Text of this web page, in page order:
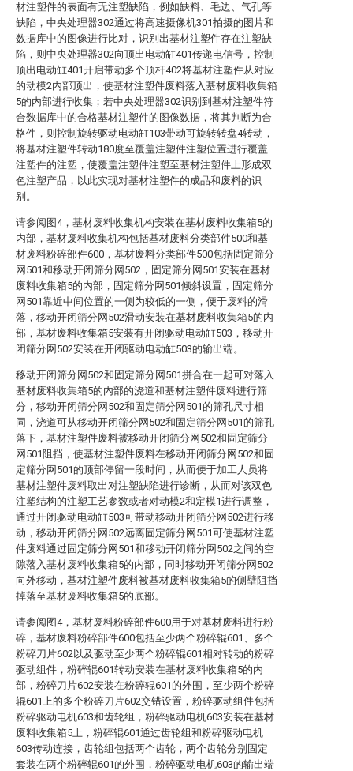
材注塑件的表面有无注塑缺陷，例如缺料、毛边、气孔等
缺陷，中央处理器302通过将高速摄像机301拍摄的图片和
数据库中的图像进行比对，识别出基材注塑件存在注塑缺
陷，则中央处理器302向顶出电动缸401传递电信号，控制
顶出电动缸401开启带动多个顶杆402将基材注塑件从对应
的动模2内部顶出，使基材注塑件废料落入基材废料收集箱
5的内部进行收集；若中央处理器302识别到基材注塑件符
合数据库中的合格基材注塑件的图像数据，将其判断为合
格件，则控制旋转驱动电动缸103带动可旋转转盘4转动，
将基材注塑件转动180度至覆盖注塑件注塑位置进行覆盖
注塑件的注塑，使覆盖注塑件注塑至基材注塑件上形成双
色注塑产品，以此实现对基材注塑件的成品和废料的识
别。
请参阅图4，基材废料收集机构安装在基材废料收集箱5的
内部，基材废料收集机构包括基材废料分类部件500和基
材废料粉碎部件600，基材废料分类部件500包括固定筛分
网501和移动开闭筛分网502，固定筛分网501安装在基材
废料收集箱5的内部，固定筛分网501倾斜设置，固定筛分
网501靠近中间位置的一侧为较低的一侧，便于废料的滑
落，移动开闭筛分网502滑动安装在基材废料收集箱5的内
部，基材废料收集箱5安装有开闭驱动电动缸503，移动开
闭筛分网502安装在开闭驱动电动缸503的输出端。
移动开闭筛分网502和固定筛分网501拼合在一起可对落入
基材废料收集箱5的内部的浇道和基材注塑件废料进行筛
分，移动开闭筛分网502和固定筛分网501的筛孔尺寸相
同，浇道可从移动开闭筛分网502和固定筛分网501的筛孔
落下，基材注塑件废料被移动开闭筛分网502和固定筛分
网501阻挡，使基材注塑件废料在移动开闭筛分网502和固
定筛分网501的顶部停留一段时间，从而便于加工人员将
基材注塑件废料取出对注塑缺陷进行诊断，从而对该双色
注塑结构的注塑工艺参数或者对动模2和定模1进行调整，
通过开闭驱动电动缸503可带动移动开闭筛分网502进行移
动，移动开闭筛分网502远离固定筛分网501可使基材注塑
件废料通过固定筛分网501和移动开闭筛分网502之间的空
隙落入基材废料收集箱5的内部，同时移动开闭筛分网502
向外移动，基材注塑件废料被基材废料收集箱5的侧壁阻挡
掉落至基材废料收集箱5的底部。
请参阅图4，基材废料粉碎部件600用于对基材废料进行粉
碎，基材废料粉碎部件600包括至少两个粉碎辊601、多个
粉碎刀片602以及驱动至少两个粉碎辊601相对转动的粉碎
驱动组件，粉碎辊601转动安装在基材废料收集箱5的内
部，粉碎刀片602安装在粉碎辊601的外围，至少两个粉碎
辊601上的多个粉碎刀片602交错设置，粉碎驱动组件包括
粉碎驱动电机603和齿轮组，粉碎驱动电机603安装在基材
废料收集箱5上，粉碎辊601通过齿轮组和粉碎驱动电机
603传动连接，齿轮组包括两个齿轮，两个齿轮分别固定
套装在两个粉碎辊601的外围，粉碎驱动电机603的输出端